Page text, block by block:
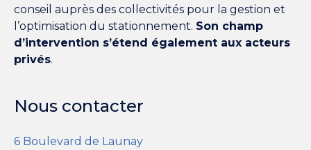
conseil auprès des collectivités pour la gestion et
l’optimisation du stationnement. Son champ
d’intervention s’étend également aux acteurs
privés.
Nous contacter
6 Boulevard de Launay